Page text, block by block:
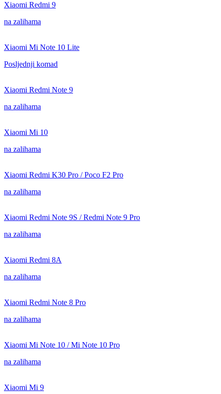
Xiaomi Redmi 9
na zalihama
Xiaomi Mi Note 10 Lite
Posljednji komad
Xiaomi Redmi Note 9
na zalihama
Xiaomi Mi 10
na zalihama
Xiaomi Redmi K30 Pro / Poco F2 Pro
na zalihama
Xiaomi Redmi Note 9S / Redmi Note 9 Pro
na zalihama
Xiaomi Redmi 8A
na zalihama
Xiaomi Redmi Note 8 Pro
na zalihama
Xiaomi Mi Note 10 / Mi Note 10 Pro
na zalihama
Xiaomi Mi 9